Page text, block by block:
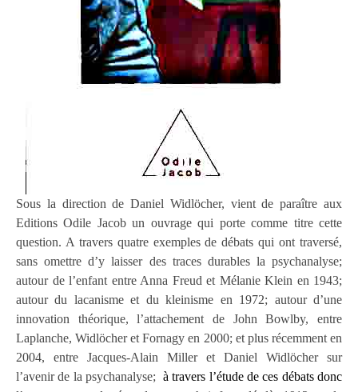
Sous la direction de Daniel Widlöcher, vient de paraître aux
Editions Odile Jacob un ouvrage qui porte comme titre cette
question. A travers quatre exemples de débats qui ont traversé,
sans omettre d’y laisser des traces durables la psychanalyse;
autour de l’enfant entre Anna Freud et Mélanie Klein en 1943;
autour du lacanisme et du kleinisme en 1972; autour d’une
innovation théorique, l’attachement de John Bowlby, entre
Laplanche, Widlöcher et Fornagy en 2000; et plus récemment en
2004, entre Jacques-Alain Miller et Daniel Widlöcher sur
l’avenir de la psychanalyse; à travers l’étude de ces débats donc